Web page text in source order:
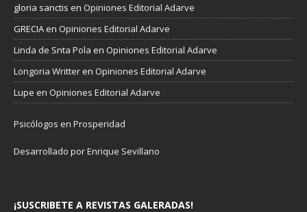
gloria sanctis en Opiniones Editorial Adarve
GRECIAen Opiniones Editorial Adarve
Linda de Snta Pola en Opiniones Editorial Adarve
Longoria Writteren Opiniones Editorial Adarve
Lupe en Opiniones Editorial Adarve
Psicólogos en Prosperidad
Desarrollado por Enrique Sevillano
¡SUSCRIBETE A REVISTAS GALERADAS!